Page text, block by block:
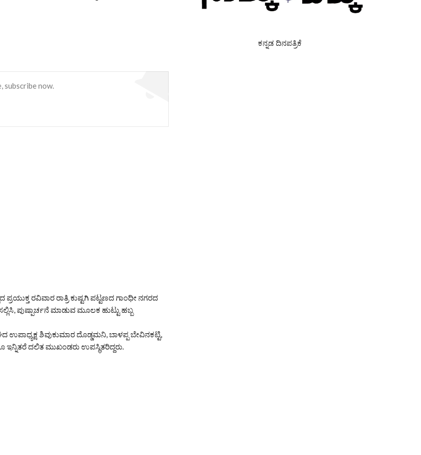
subscribe now.
ರವಿವಾರ ರಾತ್ರಿ ಕುಷ್ಟಗಿ ಪಟ್ಟಣದ ಗಾಂಧೀ ನಗರದ
ಪುಷ್ಪಾರ್ಚನೆ ಮಾಡುವ ಮೂಲಕ ಹುಟ್ಟು ಹಬ್ಬ
ಶಿವುಕುಮಾರ ದೊಡ್ಡಮನಿ, ಬಾಳಪ್ಪ ಬೇವಿನಕಟ್ಟಿ,
ದಲಿತ ಮುಖಂಡರು ಉಪಸ್ಥಿತರಿದ್ದರು.
ಕನ್ನಡ ದಿನಪತ್ರಿಕೆ